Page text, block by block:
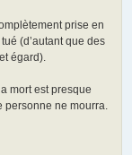
prise en
(d’autant que des
égard).
mort est presque
ne mourra.